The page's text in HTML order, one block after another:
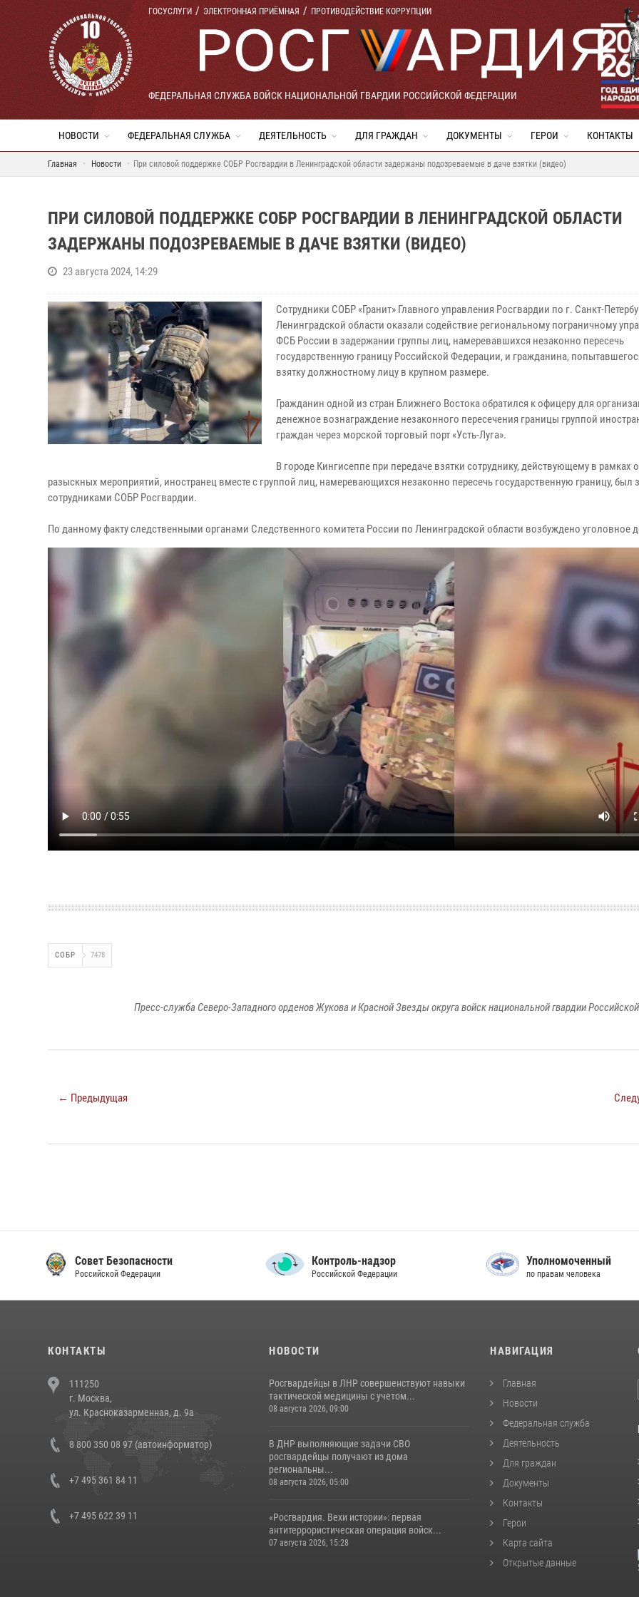
ГОСУСЛУГИ ЭЛЕКТРОННАЯ ПРИЁМНАЯ ПРОТИВОДЕЙСТВИЕ КОРРУПЦИИ
ФЕДЕРАЛЬНАЯ СЛУЖБА ВОЙСК НАЦИОНАЛЬНОЙ ГВАРДИИ РОССИЙСКОЙ ФЕДЕРАЦИИ
НОВОСТИ ФЕДЕРАЛЬНАЯ СЛУЖБА ДЕЯТЕЛЬНОСТЬ ДЛЯ ГРАЖДАН ДОКУМЕНТЫ ГЕРОИ КОНТАКТЫ
Главная Новости При силовой поддержке СОБР Росгвардии в Ленинградской области задержаны подозреваемые в даче взятки (видео)
ПРИ СИЛОВОЙ ПОДДЕРЖКЕ СОБР РОСГВАРДИИ В ЛЕНИНГРАДСКОЙ ОБЛАСТИ
ЗАДЕРЖАНЫ ПОДОЗРЕВАЕМЫЕ В ДАЧЕ ВЗЯТКИ (ВИДЕО)
23 августа 2024, 14:29
Сотрудники СОБР «Гранит» Главного управления Росгвардии по г. Санкт-
Ленинградской области оказали содействие региональному пограничному
ФСБ России в задержании группы лиц, намеревавшихся незаконно пересечь
государственную границу Российской Федерации, и гражданина,
взятку должностному лицу в крупном размере.
Гражданин одной из стран Ближнего Востока обратился к офицеру для
денежное вознаграждение незаконного пересечения границы группой
граждан через морской торговый порт «Усть-Луга».
В городе Кингисеппе при передаче взятки сотруднику, действующему в рамках
разыскных мероприятий, иностранец вместе с группой лиц, намеревающихся незаконно пересечь государственную границу, был
сотрудниками СОБР Росгвардии.
По данному факту следственными органами Следственного комитета России по Ленинградской области возбуждено уголовное
СОБР 7478
Пресс-служба Северо-Западного орденов Жукова и Красной Звезды округа войск национальной гвардии
← Предыдущая
Совет Безопасности
Российской Федерации
Контроль-надзор
Российской Федерации
Уполномоченный
по правам человека
КОНТАКТЫ
111250
г. Москва,
ул. Красноказарменная, д. 9а
8 800 350 08 97 (автоинформатор)
+7 495 361 84 11
+7 495 622 39 11
НОВОСТИ
Росгвардейцы в ЛНР совершенствуют навыки
тактической медицины с учетом...
08 августа 2026, 09:00
В ДНР выполняющие задачи СВО
росгвардейцы получают из дома
региональны...
08 августа 2026, 05:00
«Росгвардия. Вехи истории»: первая
антитеррористическая операция войск...
07 августа 2026, 15:28
НАВИГАЦИЯ
Главная
Новости
Федеральная служба
Деятельность
Для граждан
Документы
Контакты
Герои
Карта сайта
Открытые данные